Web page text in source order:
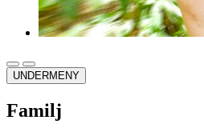
UNDERMENY
Familj